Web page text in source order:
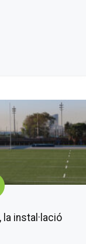
instal·lació